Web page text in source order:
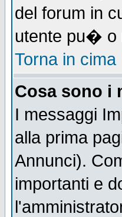
del forum in
utente pu� o
Torna in cima
Cosa sono i
I messaggi
alla prima
Annunci).
importanti e